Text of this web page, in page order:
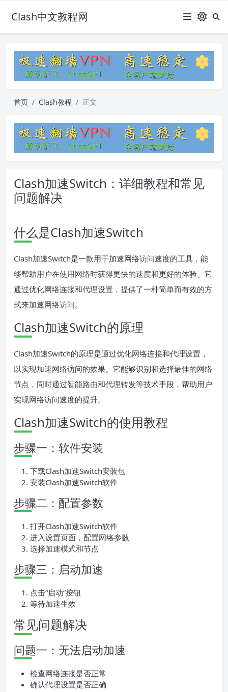
Clash中文教程网
首页 Clash教程 正文
Clash加速Switch：详细教程和常见
问题解决
什么是Clash加速Switch
Clash加速Switch是一款用于加速网络访问速度的工具，能
够帮助用户在使用网络时获得更快的速度和更好的体验。它
通过优化网络连接和代理设置，提供了一种简单而有效的方
式来加速网络访问。
Clash加速Switch的原理
Clash加速Switch的原理是通过优化网络连接和代理设置，
以实现加速网络访问的效果。它能够识别和选择最佳的网络
节点，同时通过智能路由和代理转发等技术手段，帮助用户
实现网络访问速度的提升。
Clash加速Switch的使用教程
步骤一：软件安装
下载Clash加速Switch安装包
安装Clash加速Switch软件
步骤二：配置参数
打开Clash加速Switch软件
进入设置页面，配置网络参数
选择加速模式和节点
步骤三：启动加速
点击“启动”按钮
等待加速生效
常见问题解决
问题一：无法启动加速
检查网络连接是否正常
确认代理设置是否正确